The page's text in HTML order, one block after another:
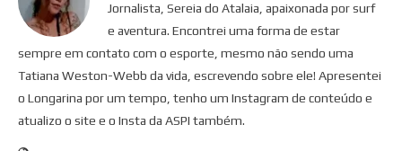
Jornalista, Sereia do Atalaia, apaixonada por surf
e aventura. Encontrei uma forma de estar
sempre em contato com o esporte, mesmo não sendo uma
Tatiana Weston-Webb da vida, escrevendo sobre ele! Apresentei
o Longarina por um tempo, tenho um Instagram de conteúdo e
atualizo o site e o Insta da ASPI também.